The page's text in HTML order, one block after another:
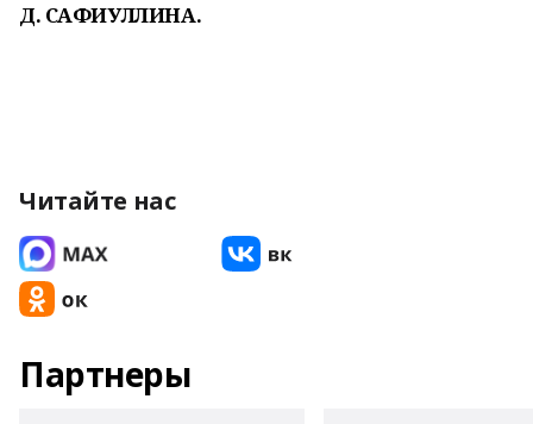
Д. САФИУЛЛИНА.
Читайте нас
Партнеры